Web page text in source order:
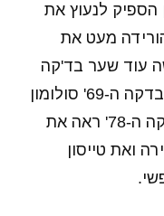
הספיק לנעוץ את
מעט את
עוד שער בד'קה
ה-65' כשקובאלנקו השלים צמד. בדקה ה-69' סולומון
עלה מהספסל במקום מייקון ובדקה ה-78' ראה את
ואת טייסון